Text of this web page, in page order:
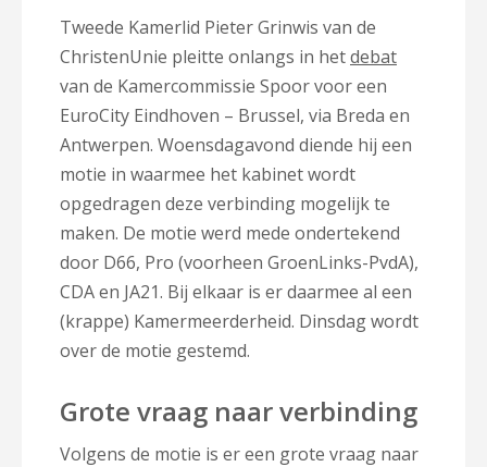
Tweede Kamerlid Pieter Grinwis van de
ChristenUnie pleitte onlangs in hetdebat
van de Kamercommissie Spoor voor een
EuroCity Eindhoven – Brussel, via Breda en
Antwerpen. Woensdagavond diende hij een
motie in waarmee het kabinet wordt
opgedragen deze verbinding mogelijk te
maken. De motie werd mede ondertekend
door D66, Pro (voorheen GroenLinks-PvdA),
CDA en JA21. Bij elkaar is er daarmee al een
(krappe) Kamermeerderheid. Dinsdag wordt
over de motie gestemd.
Grote vraag naar verbinding
Volgens de motie is er een grote vraag naar